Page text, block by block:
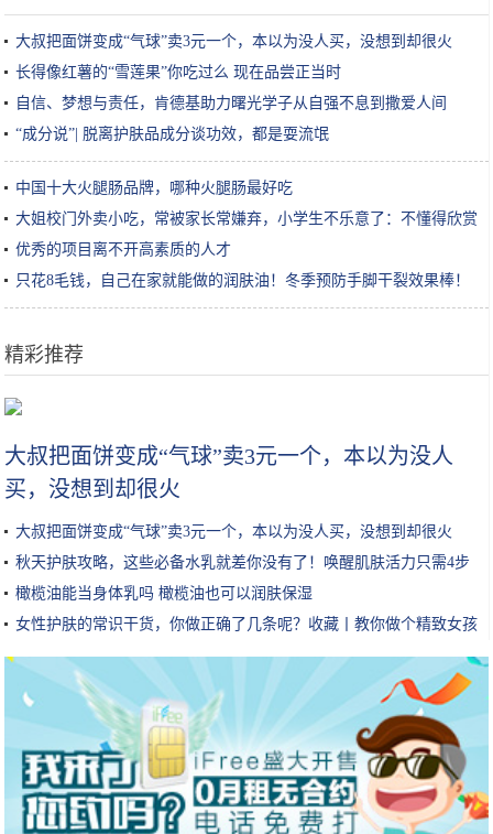
大叔把面饼变成“气球”卖3元一个，本以为没人买，没想到却很火
长得像红薯的“雪莲果”你吃过么 现在品尝正当时
自信、梦想与责任，肯德基助力曙光学子从自强不息到撒爱人间
“成分说”| 脱离护肤品成分谈功效，都是耍流氓
中国十大火腿肠品牌，哪种火腿肠最好吃
大姐校门外卖小吃，常被家长常嫌弃，小学生不乐意了：不懂得欣赏
优秀的项目离不开高素质的人才
只花8毛钱，自己在家就能做的润肤油！冬季预防手脚干裂效果棒！
精彩推荐
大叔把面饼变成“气球”卖3元一个，本以为没人
买，没想到却很火
大叔把面饼变成“气球”卖3元一个，本以为没人买，没想到却很火
秋天护肤攻略，这些必备水乳就差你没有了！唤醒肌肤活力只需4步
橄榄油能当身体乳吗 橄榄油也可以润肤保湿
女性护肤的常识干货，你做正确了几条呢？收藏丨教你做个精致女孩